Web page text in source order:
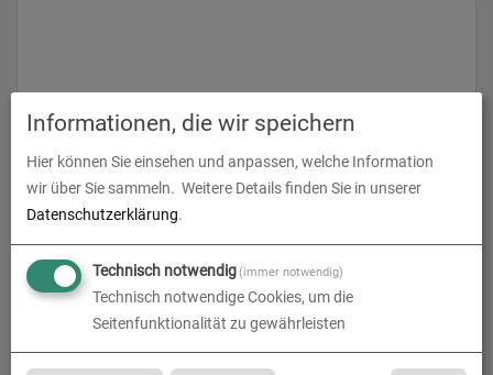
Aufsteller bei DRUCKCENTER NIEDERRHEIN in
Grevenbroich, Kleve, Wesel, Kempen, Duisburg, Krefeld,
Viersen, Mönchengladbach und Neuss
Informationen, die wir speichern
Hier können Sie einsehen und anpassen, welche Information
wir über Sie sammeln. Weitere Details finden Sie in unserer
Datenschutzerklärung.
Technisch notwendig(immer notwendig)
Technisch notwendige Cookies, um die
Seitenfunktionalität zu gewährleisten